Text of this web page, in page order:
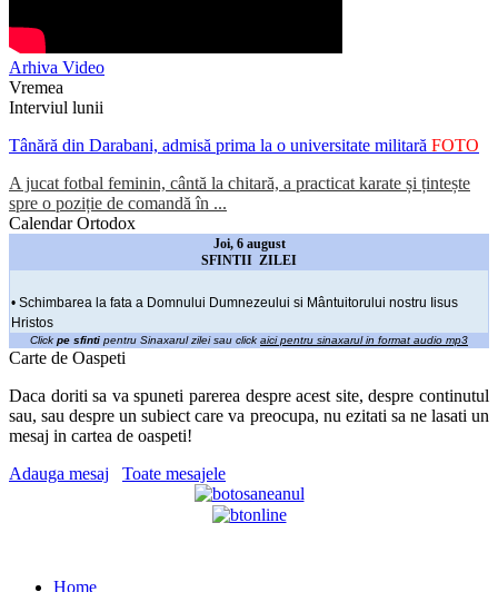
Arhiva Video
Vremea
Interviul lunii
Tânără din Darabani, admisă prima la o universitate militară FOTO
A jucat fotbal feminin, cântă la chitară, a practicat karate și țintește
spre o poziție de comandă în ...
Calendar Ortodox
Joi, 6 august
SFINTII ZILEI
• Schimbarea la fata a Domnului Dumnezeului si Mântuitorului nostru Iisus
Hristos
Click pe sfinti pentru Sinaxarul zilei sau click aici pentru sinaxarul in format audio mp3
Carte de Oaspeti
Daca doriti sa va spuneti parerea despre acest site, despre continutul
sau, sau despre un subiect care va preocupa, nu ezitati sa ne lasati un
mesaj in cartea de oaspeti!
Adauga mesaj
Toate mesajele
Home